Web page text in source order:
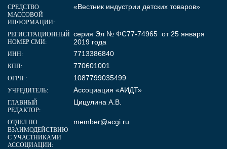
СРЕДСТВО
МАССОВОЙ
ИНФОРМАЦИИ:
«Вестник индустрии детских товаров»
РЕГИСТРАЦИОННЫЙ
НОМЕР СМИ:
серия Эл № ФС77-74965 от 25 января
2019 года
ИНН: 7713386840
КПП: 770601001
ОГРН : 1087799035499
УЧРЕДИТЕЛЬ: Ассоциация «АИДТ»
ГЛАВНЫЙ
РЕДАКТОР:
Цицулина А.В.
ОТДЕЛ ПО
ВЗАИМОДЕЙСТВИЮ
С УЧАСТНИКАМИ
АССОЦИАЦИИ:
member@acgi.ru